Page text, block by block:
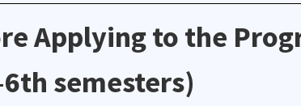
Applying to the
semesters)